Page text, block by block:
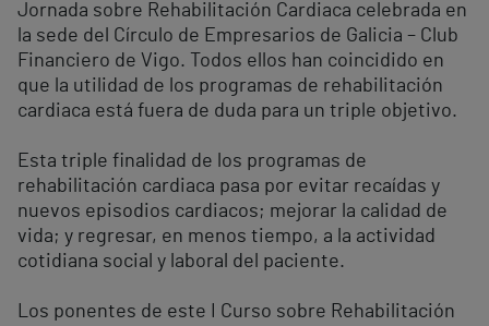
Jornada sobre Rehabilitación Cardiaca celebrada en
la sede del Círculo de Empresarios de Galicia – Club
Financiero de Vigo. Todos ellos han coincidido en
que la utilidad de los programas de rehabilitación
cardiaca está fuera de duda para un triple objetivo.
Esta triple finalidad de los programas de
rehabilitación cardiaca pasa por evitar recaídas y
nuevos episodios cardiacos; mejorar la calidad de
vida; y regresar, en menos tiempo, a la actividad
cotidiana social y laboral del paciente.
Los ponentes de este I Curso sobre Rehabilitación